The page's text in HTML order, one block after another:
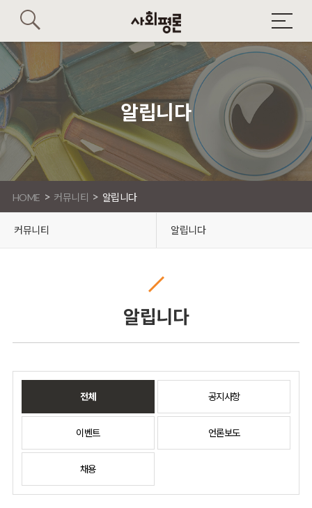
알립니다
HOME > 커뮤니티 > 알립니다
커뮤니티 알립니다
알립니다
전체 공지사항
이벤트 언론보도
채용